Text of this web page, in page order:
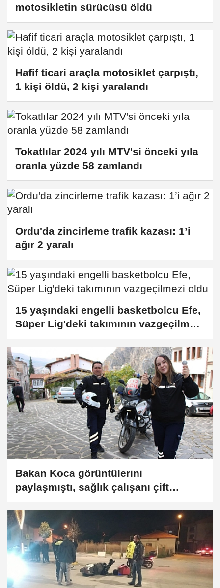
motosikletin sürücüsü öldü
Hafif ticari araçla motosiklet çarpıştı,
1 kişi öldü, 2 kişi yaralandı
Tokatlılar 2024 yılı MTV'si önceki yıla
oranla yüzde 58 zamlandı
Ordu'da zincirleme trafik kazası: 1’i
ağır 2 yaralı
15 yaşındaki engelli basketbolcu Efe,
Süper Lig'deki takımının vazgeçilmezi
oldu
Bakan Koca görüntülerini
paylaşmıştı, sağlık çalışanı çift
motosiklet ambulansla hayat
kurtarıyor